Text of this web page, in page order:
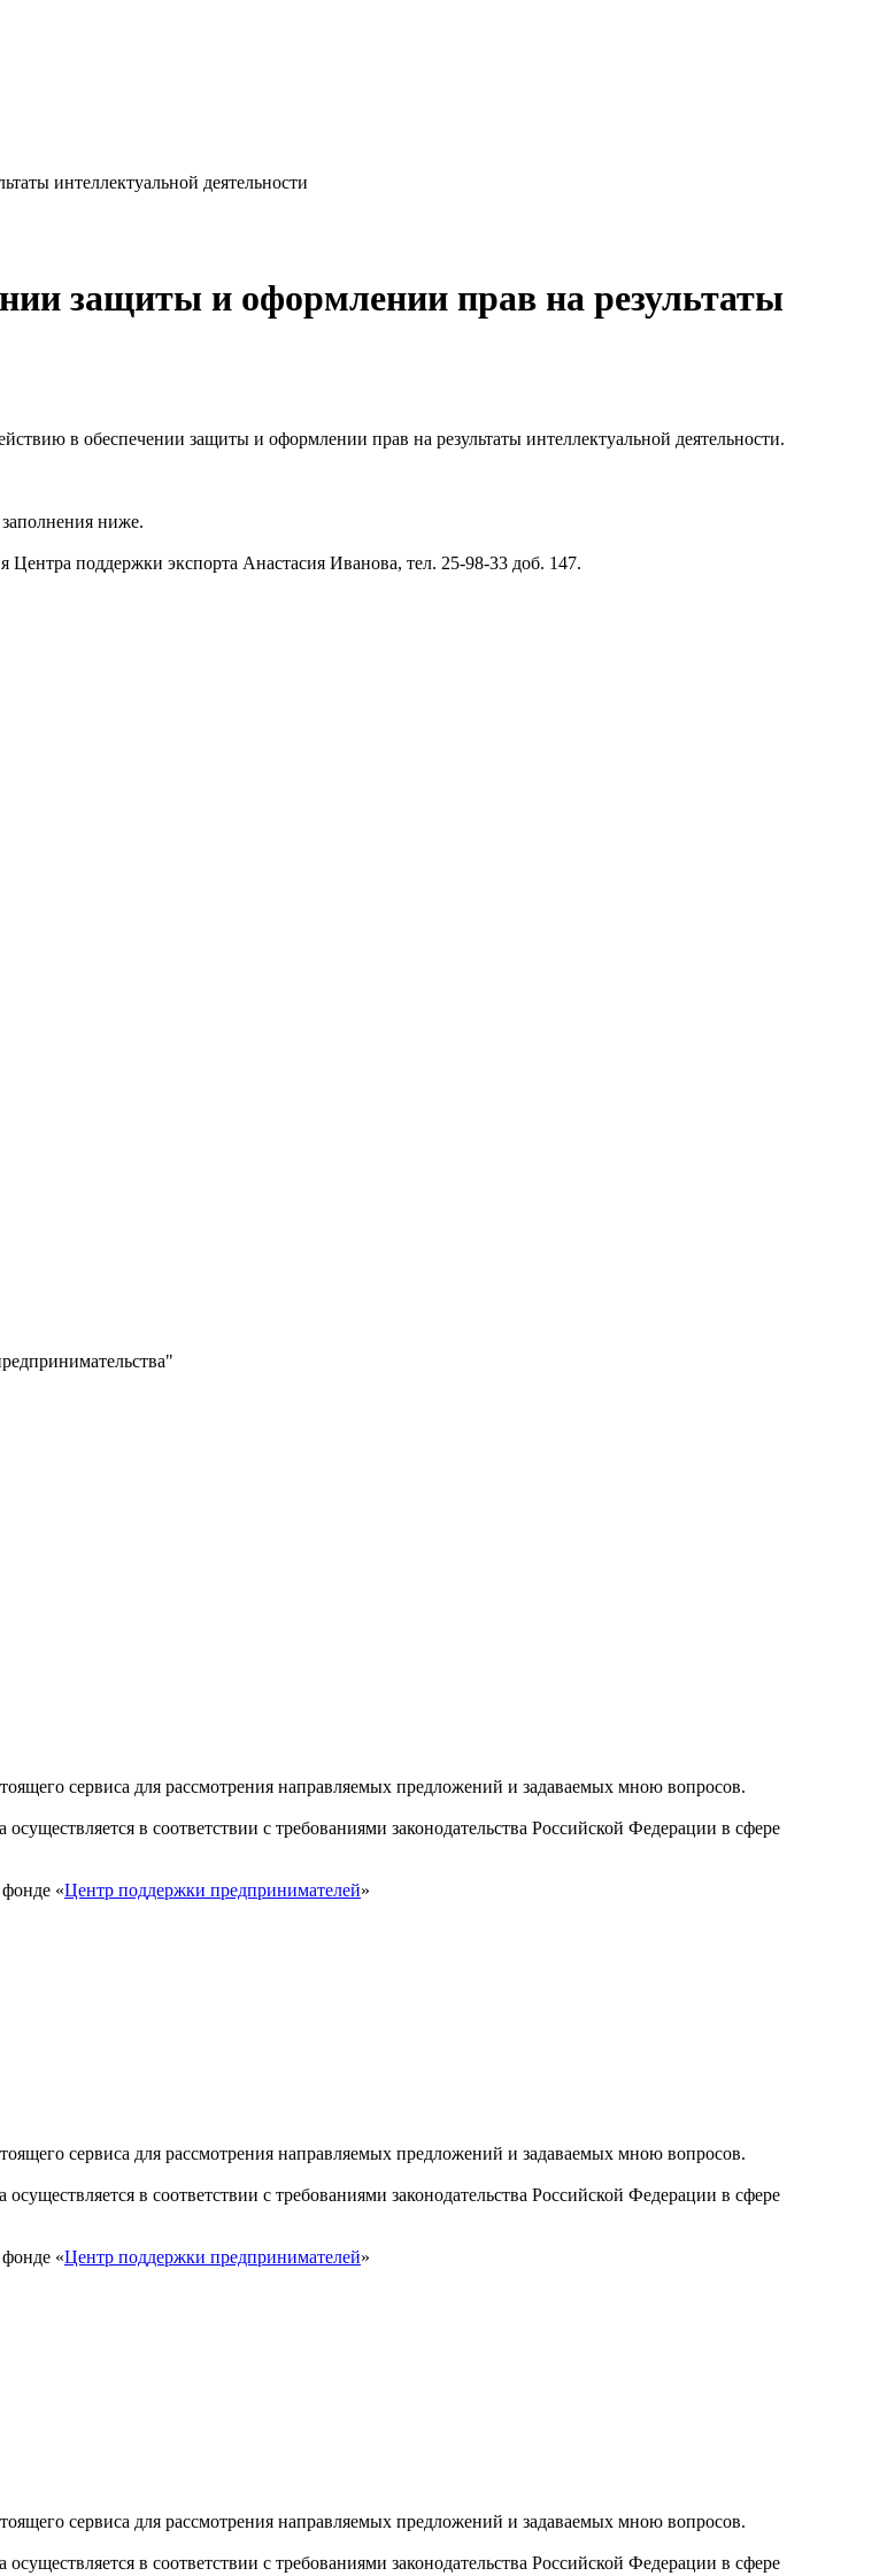
интеллектуальной деятельности
защиты и оформлении прав на результаты
в обеспечении защиты и оформлении прав на результаты интеллектуальной деятельности.
ниже.
поддержки экспорта Анастасия Иванова, тел. 25-98-33 доб. 147.
сервиса для рассмотрения направляемых предложений и задаваемых мною вопросов.
в соответствии с требованиями законодательства Российской Федерации в сфере
«Центр поддержки предпринимателей»
сервиса для рассмотрения направляемых предложений и задаваемых мною вопросов.
в соответствии с требованиями законодательства Российской Федерации в сфере
«Центр поддержки предпринимателей»
сервиса для рассмотрения направляемых предложений и задаваемых мною вопросов.
в соответствии с требованиями законодательства Российской Федерации в сфере